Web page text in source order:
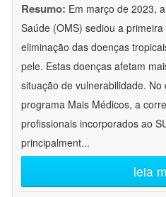
Resumo: Em março de 2023,
Saúde (OMS) sediou a
eliminação das doenças
pele. Estas doenças afetam
situação de vulnerabilidade.
programa Mais Médicos, a
profissionais incorporados ao
principalment...
leia